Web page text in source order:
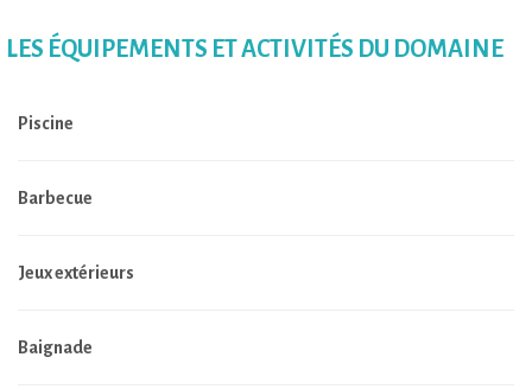
LES ÉQUIPEMENTS ET ACTIVITÉS DU DOMAINE
Piscine
Barbecue
Jeux extérieurs
Baignade